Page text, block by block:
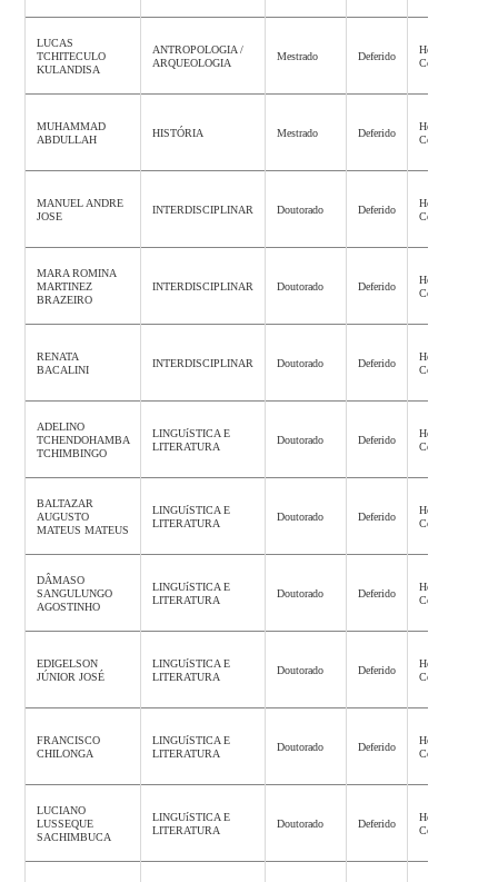
LUCAS
TCHITECULO
KULANDISA
ANTROPOLOGIA /
ARQUEOLOGIA
Mestrado Deferido
Homologação
Concluída
MUHAMMAD
ABDULLAH
HISTÓRIA Mestrado Deferido
Homologação
Concluída
MANUEL ANDRE
JOSE
INTERDISCIPLINAR Doutorado Deferido
Homologação
Concluída
MARA ROMINA
MARTINEZ
BRAZEIRO
INTERDISCIPLINAR Doutorado Deferido
Homologação
Concluída
RENATA
BACALINI
INTERDISCIPLINAR Doutorado Deferido
Homologação
Concluída
ADELINO
TCHENDOHAMBA
TCHIMBINGO
LINGUíSTICA E
LITERATURA
Doutorado Deferido
Homologação
Concluída
BALTAZAR
AUGUSTO
MATEUS MATEUS
LINGUíSTICA E
LITERATURA
Doutorado Deferido
Homologação
Concluída
DÂMASO
SANGULUNGO
AGOSTINHO
LINGUíSTICA E
LITERATURA
Doutorado Deferido
Homologação
Concluída
EDIGELSON
JÚNIOR JOSÉ
LINGUíSTICA E
LITERATURA
Doutorado Deferido
Homologação
Concluída
FRANCISCO
CHILONGA
LINGUíSTICA E
LITERATURA
Doutorado Deferido
Homologação
Concluída
LUCIANO
LUSSEQUE
SACHIMBUCA
LINGUíSTICA E
LITERATURA
Doutorado Deferido
Homologação
Concluída